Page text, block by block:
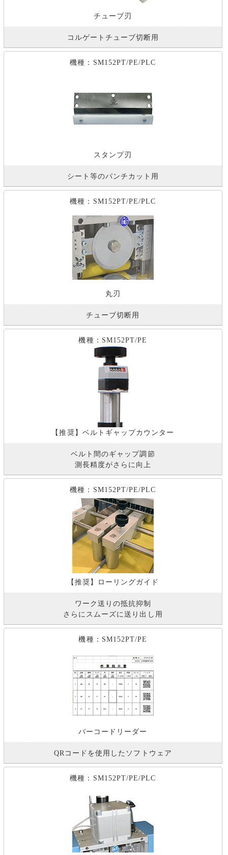
チューブ刃
コルゲートチューブ切断用
機種：SM152PT/PE/PLC
スタンプ刃
シート等のパンチカット用
機種：SM152PT/PE/PLC
丸刃
チューブ切断用
機種：SM152PT/PE
【推奨】ベルトギャップカウンター
ベルト間のギャップ調節
測長精度がさらに向上
機種：SM152PT/PE/PLC
【推奨】ローリングガイド
ワーク送りの抵抗抑制
さらにスムーズに送り出し用
機種：SM152PT/PE
バーコードリーダー
QRコードを使用したソフトウェア
機種：SM152PT/PE/PLC